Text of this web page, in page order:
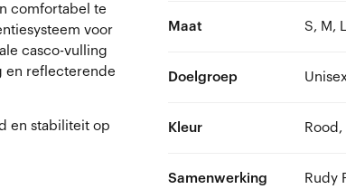
comfortabel te
voor
casco-vulling
en reflecterende
en stabiliteit op
Maat S, M, L
Doelgroep
Kleur
Samenwerking Rudy